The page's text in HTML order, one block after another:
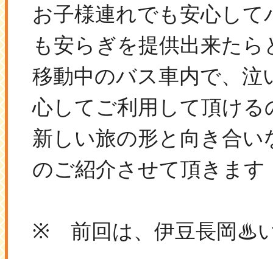
お子様連れでも安心し
も安らぎを提供出来た
移動中のバス車内で、
心してご利用して頂け
新しい旅の形と向き合
のご紹介させて頂きま
※ 前回は、伊豆長岡♨い